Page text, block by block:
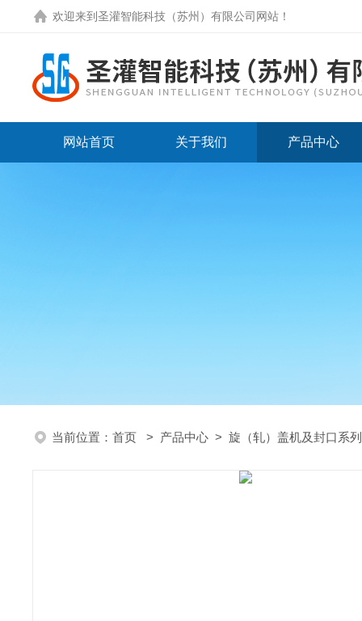
欢迎来到圣灌智能科技（苏州）有限公司网站！
网站首页 关于我们 产品中心
当前位置： 首页 > 产品中心 > 旋（轧）盖机及封口系列